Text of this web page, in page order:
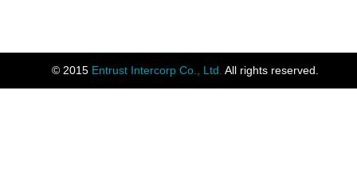
© 2015 Entrust Intercorp Co., Ltd. All rights reserved.